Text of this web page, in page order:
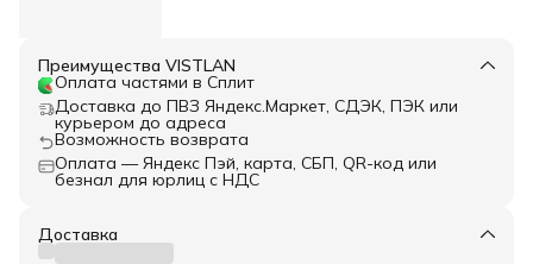
Преимущества VISTLAN
Оплата частями в Сплит
Доставка до ПВЗ Яндекс.Маркет, СДЭК, ПЭК или
курьером до адреса
Возможность возврата
Оплата — Яндекс Пэй, карта, СБП, QR-код или
безнал для юрлиц с НДС
Доставка